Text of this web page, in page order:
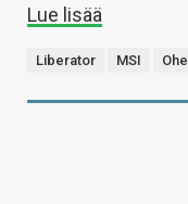
Lue lisää
Liberator MSI